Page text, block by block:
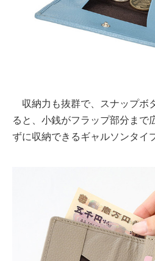
収納力も抜群で、スナップボ
ると、小銭がフラップ部分まで
ずに収納できるギャルソンタイ